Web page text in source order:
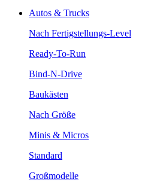
Autos & Trucks
Nach Fertigstellungs-Level
Ready-To-Run
Bind-N-Drive
Baukästen
Nach Größe
Minis & Micros
Standard
Großmodelle